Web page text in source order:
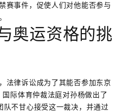
赛事件，促使人们对他能否参与
奥运资格的挑
法律诉讼成为了其能否参加东京
际体育仲裁法庭对孙杨做出了
不甘心接受这一裁决，并通过